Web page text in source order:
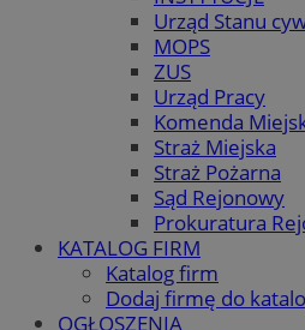
Urząd Stanu
MOPS
ZUS
Urząd Pracy
Komenda
Straż Miejska
Straż Pożarna
Sąd Rejonowy
Prokuratura
KATALOG FIRM
Katalog firm
Dodaj firmę do
OGŁOSZENIA